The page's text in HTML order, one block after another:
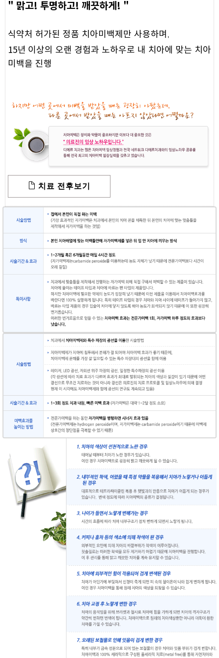
" 맑고! 투명하고! 깨끗하게! "
식약처 허가된 정품 치아미백제만 사용하며,
15년 이상의 오랜 경험과 노하우로 내 치아에 맞는 치아
미백을 진행
치료 전후보기